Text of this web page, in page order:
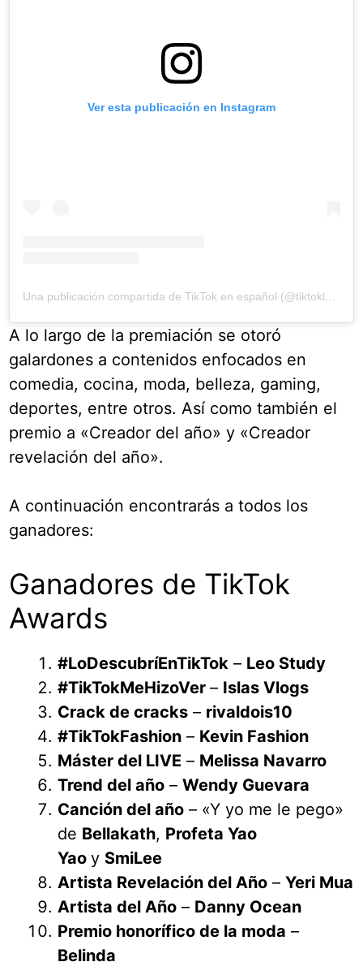
Ver esta publicación en Instagram
Una publicación compartida de TikTok en español (@tiktoklatam)
A lo largo de la premiación se otoró
galardones a contenidos enfocados en
comedia, cocina, moda, belleza, gaming,
deportes, entre otros. Así como también el
premio a «Creador del año» y «Creador
revelación del año».
A continuación encontrarás a todos los
ganadores:
Ganadores de TikTok
Awards
#LoDescubríEnTikTok – Leo Study
#TikTokMeHizoVer – Islas Vlogs
Crack de cracks – rivaldois10
#TikTokFashion – Kevin Fashion
Máster del LIVE – Melissa Navarro
Trend del año – Wendy Guevara
Canción del año – «Y yo me le pego»
de Bellakath, Profeta Yao
Yao y SmiLee
Artista Revelación del Año – Yeri Mua
Artista del Año – Danny Ocean
Premio honorífico de la moda –
Belinda